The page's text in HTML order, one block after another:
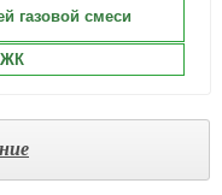
газовой смеси
ЖК